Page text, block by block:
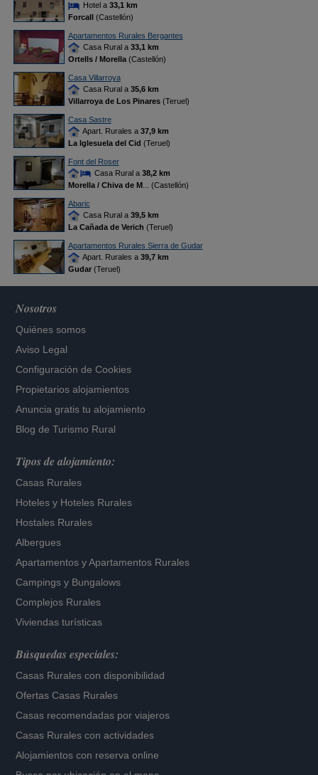
Hotel a 33,1 km
Forcall(Castellón)
Apartamentos Rurales Bergantes
Casa Rural a 33,1 km
Ortells / Morella(Castellón)
Casa Villarroya
Casa Rural a 35,6 km
Villarroya de Los Pinares(Teruel)
Casa Sastre
Apart. Rurales a 37,9 km
La Iglesuela del Cid (Teruel)
Font del Roser
Casa Rural a 38,2 km
Morella / Chiva de M... (Castellón)
Abaric
Casa Rural a 39,5 km
La Cañada de Verich (Teruel)
Apartamentos Rurales Sierra de Gudar
Apart. Rurales a 39,7 km
Gudar(Teruel)
Nosotros
Quiénes somos
Aviso Legal
Configuración de Cookies
Propietarios alojamientos
Anuncia gratis tu alojamiento
Blog de Turismo Rural
Tipos de alojamiento:
Casas Rurales
Hoteles y Hoteles Rurales
Hostales Rurales
Albergues
Apartamentos yApartamentos Rurales
Campings y Bungalows
Complejos Rurales
Viviendas turísticas
Búsquedas especiales:
Casas Rurales con disponibilidad
Ofertas Casas Rurales
Casas recomendadas por viajeros
Casas Rurales con actividades
Alojamientos con reserva online